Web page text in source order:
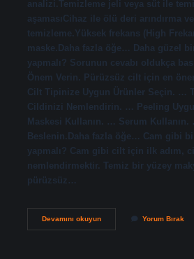
analizi.Temizleme jeli veya süt ile
aşamasıCihaz ile ölü deri arındırma
temizleme.Yüksek frekans (High
maske.Daha fazla öğe… Daha güzel
yapmalı? Sorunun cevabı oldukça
Önem Verin. Pürüzsüz cilt için en
Cilt Tipinize Uygun Ürünler Seçin. …
Cildinizi Nemlendirin. … Peeling
Maskesi Kullanın. … Serum Kullanın.
Beslenin.Daha fazla öğe… Cam gibi
yapmalı? Cam gibi cilt için ilk adım,
nemlendirmektir. Temiz bir yüzey
pürüzsüz…
Devamını okuyunEn
Yorum Bırak